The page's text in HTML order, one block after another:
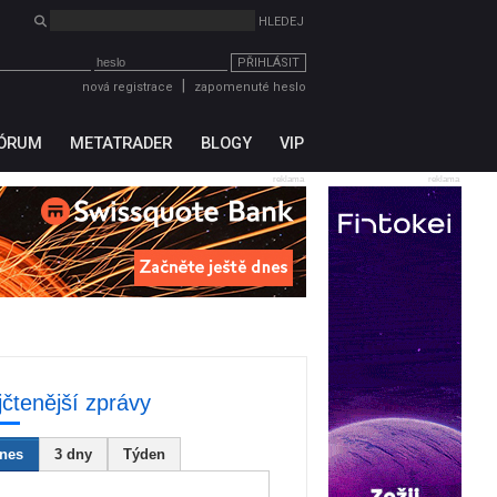
PŘIHLÁSIT
nová registrace
zapomenuté heslo
METATRADER BLOGY VIP
reklama
reklama
zprávy
3 dny Týden